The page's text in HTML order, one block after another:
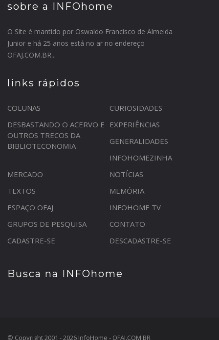
sobre a INFOhome
O Site é mantido por Oswaldo Francisco de Almeida
Junior e há 25 anos está no ar no endereço
OFAJ.COM.BR...
links rápidos
COLUNAS
CURIOSIDADES
DESBASTANDO O ACERVO E
OUTROS TRECOS DA
BIBLIOTECONOMIA
EXPERIÊNCIAS
GENERALIDADES
INFOHOMEZINHA
MERCADO
NOTÍCIAS
TEXTOS
MEMÓRIA
ESPAÇO OFAJ
INFOHOME TV
GRUPOS DE PESQUISA
CONTATO
CADASTRE-SE
DESCADASTRE-SE
Busca na INFOhome
© Copyright 2001 - 2026 InfoHome - OFAJ.COM.BR